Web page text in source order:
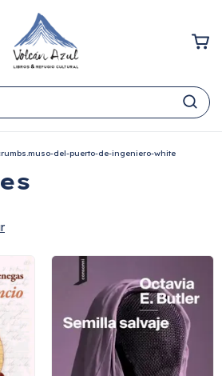
del-puerto-de-ingeniero-white